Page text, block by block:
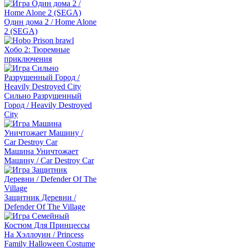
Один дома 2 / Home Alone
2 (SEGA)
Хобо 2: Тюремные
приключения
Сильно Разрушенный
Город / Heavily Destroyed
City
Машина Уничтожает
Машину / Car Destroy Car
Защитник Деревни /
Defender Of The Village